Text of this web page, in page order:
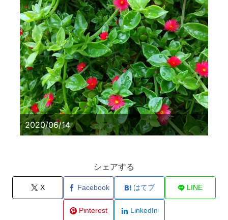
2020/06/14
シェアする
X Facebook はてブ LINE
Pinterest LinkedIn